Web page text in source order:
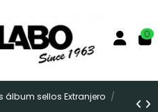
0
álbum sellos Extranjero